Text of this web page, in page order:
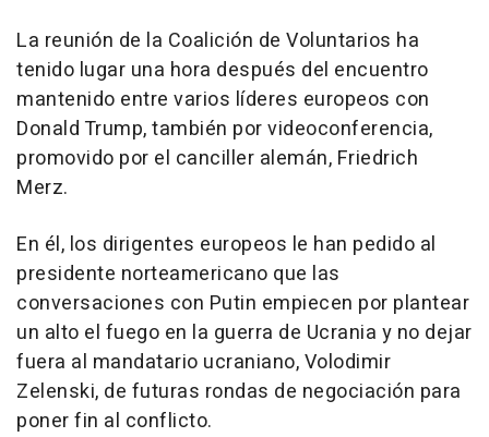
La reunión de la Coalición de Voluntarios ha
tenido lugar una hora después del encuentro
mantenido entre varios líderes europeos con
Donald Trump, también por videoconferencia,
promovido por el canciller alemán, Friedrich
Merz.
En él, los dirigentes europeos le han pedido al
presidente norteamericano que las
conversaciones con Putin empiecen por plantear
un alto el fuego en la guerra de Ucrania y no dejar
fuera al mandatario ucraniano, Volodimir
Zelenski, de futuras rondas de negociación para
poner fin al conflicto.